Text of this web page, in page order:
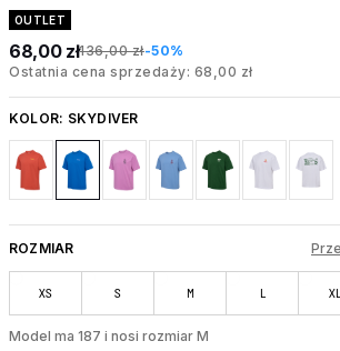
OUTLET
68,00 zł136,00 zł-50%
Ostatnia cena sprzedaży: 68,00 zł
KOLOR: SKYDIVER
ROZMIAR
XS S M L XL
Model ma 187 i nosi rozmiar M